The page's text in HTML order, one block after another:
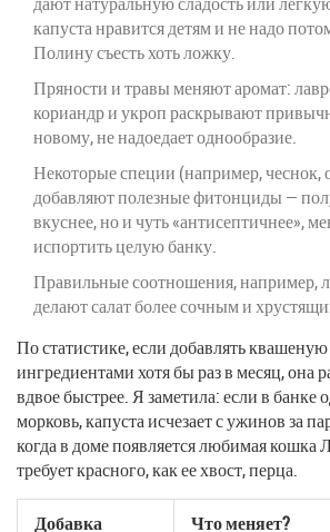
капуста нравится детям и не надо
Полину съесть хоть ложку.
Пряности и травы меняют аромат:
кориандр и укроп раскрывают
новому, не надоедает однообразие.
Некоторые специи (например, чеснок,
добавляют полезные фитонциды —
вкуснее, но и чуть «антисептичнее»,
испортить целую банку.
Правильные соотношения, например,
делают салат более сочным и
По статистике, если добавлять
ингредиентами хотя бы раз в месяц, она
вдвое быстрее. Я заметила: если в банке
морковь, капуста исчезает с ужинов за
когда в доме появляется любимая кошка
требует красного, как ее хвост, перца.
Добавка
Что меняет?